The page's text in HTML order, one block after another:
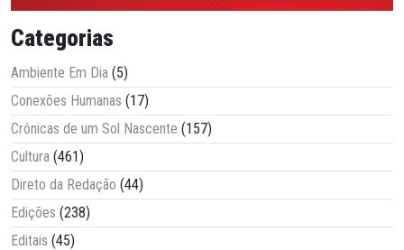
Categorias
Ambiente Em Dia (5)
Conexões Humanas (17)
Crônicas de um Sol Nascente (157)
Cultura (461)
Direto da Redação (44)
Edições (238)
Editais (45)